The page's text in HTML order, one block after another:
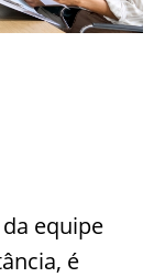
equipe
é